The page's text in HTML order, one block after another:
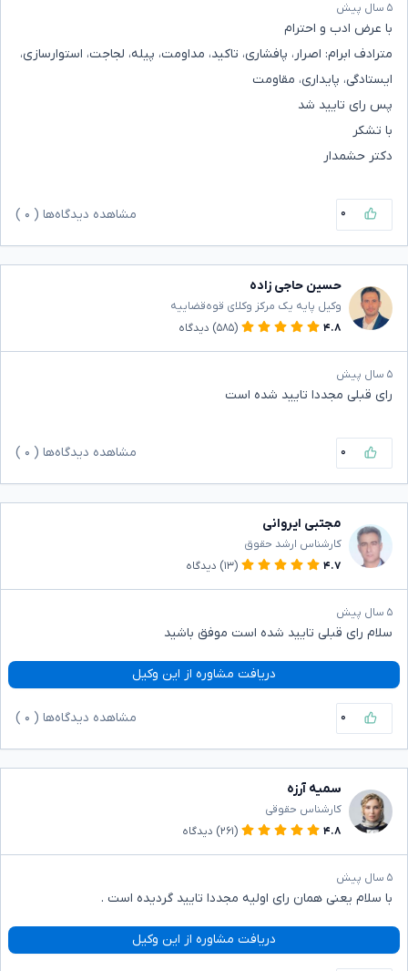
۵ سال پیش
با عرض ادب و احترام
مترادف ابرام: اصرار، پافشاری، تاکید، مداومت، پیله، لجاجت، استوارسازی،
ایستادگی، پایداری، مقاومت
پس رای تایید شد
با تشکر
دکتر حشمدار
۰ مشاهده دیدگاه‌ها ( ۰
حسین حاجی زاده
وکیل پایه یک مرکز وکلای قوه‌قضاییه
۴.۸
(۵۸۵) دیدگاه
۵ سال پیش
رای قبلی مجددا تایید شده است
۰ مشاهده دیدگاه‌ها ( ۰
مجتبی ایروانی
کارشناس ارشد حقوق
۴.۷
(۱۳) دیدگاه
۵ سال پیش
سلام رای قبلی تایید شده است موفق باشید
دریافت مشاوره از این وکیل
۰ مشاهده دیدگاه‌ها ( ۰
سمیه آرزه
کارشناس حقوقی
۴.۸
(۲۶۱) دیدگاه
۵ سال پیش
با سلام یعنی همان رای اولیه مجددا تایید گردیده است .
دریافت مشاوره از این وکیل